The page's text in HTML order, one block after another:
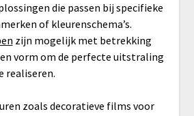
die passen bij specifieke
of kleurenschema’s.
zijn mogelijk met betrekking
vorm om de perfecte uitstraling
realiseren.
zoals decoratieve films voor